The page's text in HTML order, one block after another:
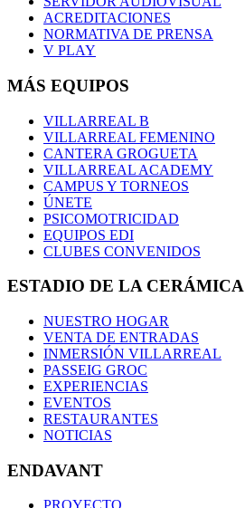
ACREDITACIONES
NORMATIVA DE PRENSA
V PLAY
MÁS EQUIPOS
VILLARREAL B
VILLARREAL FEMENINO
CANTERA GROGUETA
VILLARREAL ACADEMY
CAMPUS Y TORNEOS
ÚNETE
PSICOMOTRICIDAD
EQUIPOS EDI
CLUBES CONVENIDOS
ESTADIO DE LA CERÁMICA
NUESTRO HOGAR
VENTA DE ENTRADAS
INMERSIÓN VILLARREAL
PASSEIG GROC
EXPERIENCIAS
EVENTOS
RESTAURANTES
NOTICIAS
ENDAVANT